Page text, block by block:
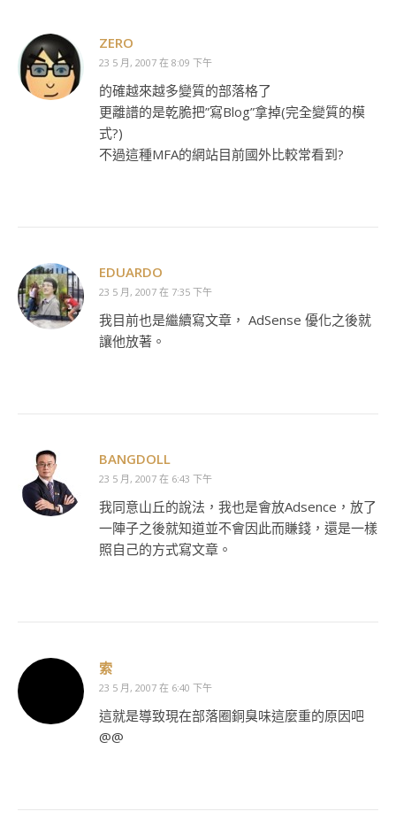
ZERO
23 5 月, 2007 在 8:09 下午
的確越來越多變質的部落格了
更離譜的是乾脆把”寫Blog”拿掉(完全變質的模
式?)
不過這種MFA的網站目前國外比較常看到?
EDUARDO
23 5 月, 2007 在 7:35 下午
我目前也是繼續寫文章， AdSense 優化之後就
讓他放著。
BANGDOLL
23 5 月, 2007 在 6:43 下午
我同意山丘的說法，我也是會放Adsence，放了
一陣子之後就知道並不會因此而賺錢，還是一樣
照自己的方式寫文章。
索
23 5 月, 2007 在 6:40 下午
這就是導致現在部落圈銅臭味這麼重的原因吧
@@